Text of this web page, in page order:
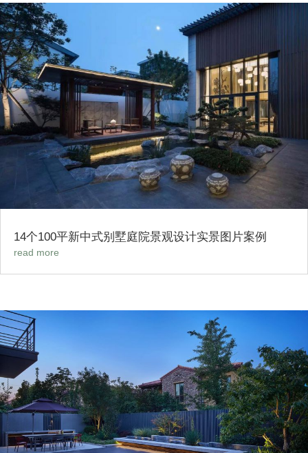
14个100平新中式别墅庭院景观设计实景图片案例
read more